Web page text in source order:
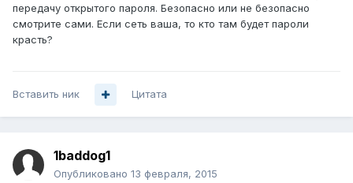
передачу открытого пароля. Безопасно или не безопасно
смотрите сами. Если сеть ваша, то кто там будет пароли
красть?
Вставить ник Цитата
1baddog1
Опубликовано 13 февраля, 2015